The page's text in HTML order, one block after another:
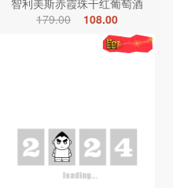
智利美斯赤霞珠干红葡萄酒
179.00
108.00